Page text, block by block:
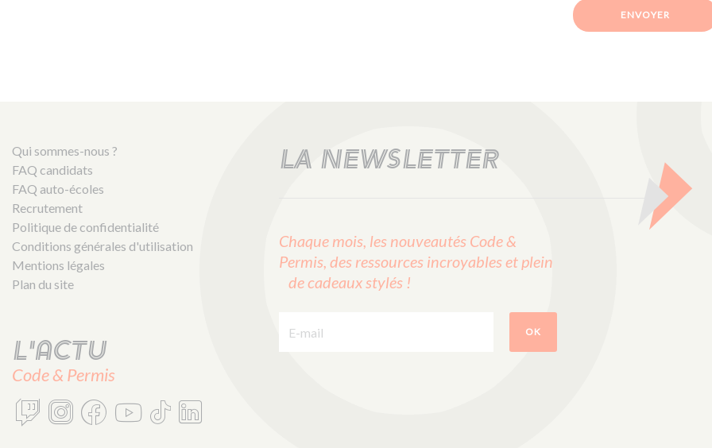
ENVOYER
Qui sommes-nous ?
FAQ candidats
FAQ auto-écoles
Recrutement
Politique de confidentialité
Conditions générales d'utilisation
Mentions légales
Plan du site
L'actu
Code & Permis
LA NEWSLETTER
Chaque mois, les nouveautés Code &
Permis, des ressources incroyables et plein
de cadeaux stylés !
OK